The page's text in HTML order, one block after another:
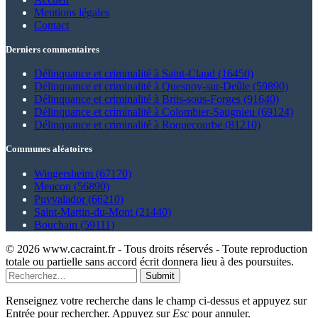
Mentions légales
Contact
Derniers commentaires
Délinquance et criminalité à Saint-Claud (16450)
Délinquance et criminalité à Quesnoy-sur-Deûle (59890)
Délinquance et criminalité à Briis-sous-Forges (91640)
Délinquance et criminalité à Colombier-Saugnieu (69124)
Délinquance et criminalité à Roquecourbe (81210)
Communes aléatoires
Wingersheim (67170)
Meucon (56890)
Puyvalador (66210)
Saint-Martin-du-Mont (21440)
Bouchain (59111)
© 2026 www.cacraint.fr - Tous droits réservés - Toute reproduction
totale ou partielle sans accord écrit donnera lieu à des poursuites.
Submit
Renseignez votre recherche dans le champ ci-dessus et appuyez sur
Entrée pour rechercher. Appuyez sur Esc pour annuler.